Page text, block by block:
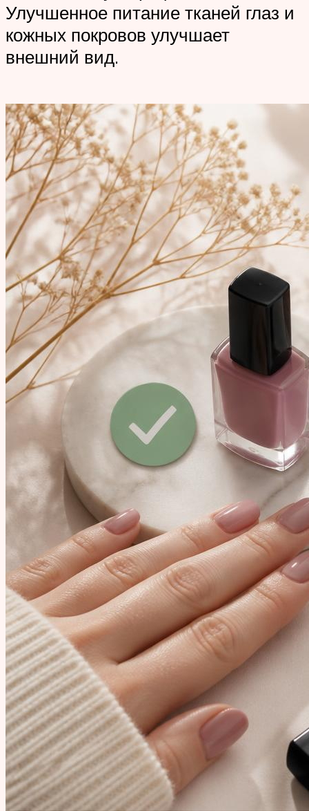
Улучшенное питание тканей глаз и
кожных покровов улучшает
внешний вид.